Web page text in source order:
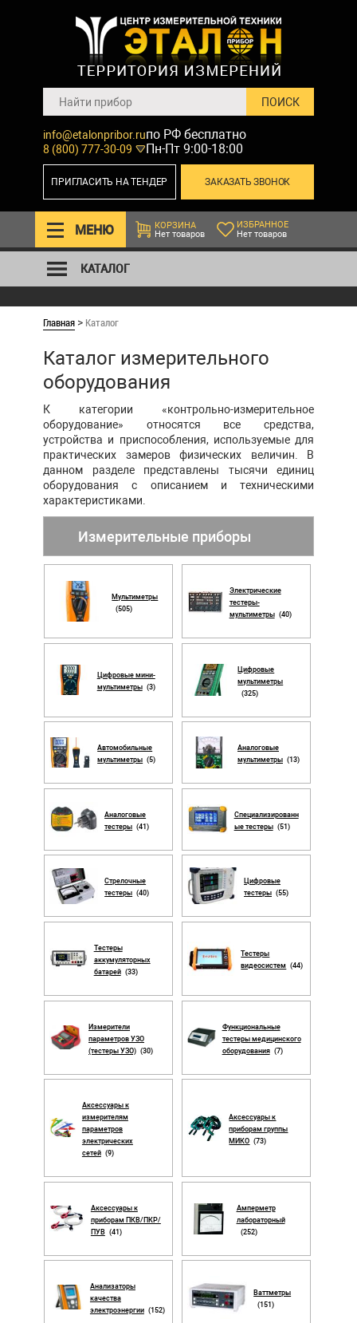
info@etalonpribor.ru
8 (800) 777-30-09
по РФ бесплатно
Пн-Пт 9:00-18:00
ЗАКАЗАТЬ ЗВОНОК
ПРИГЛАСИТЬ НА ТЕНДЕР
МЕНЮ
КОРЗИНА
Нет товаров
ИЗБРАННОЕ
Нет товаров
КАТАЛОГ
Главная > Каталог
Каталог измерительного
оборудования
К категории «контрольно-измерительное
оборудование» относятся все средства,
устройства и приспособления, используемые для
практических замеров физических величин. В
данном разделе представлены тысячи единиц
оборудования с описанием и техническими
характеристиками.
Измерительные приборы
Мультиметры
(505)
Электрические
тестеры-
мультиметры (40)
Цифровые мини-
мультиметры (3)
Цифровые
мультиметры
(325)
Автомобильные
мультиметры (5)
Аналоговые
мультиметры (13)
Аналоговые
тестеры (41)
Специализированн
ые тестеры (51)
Стрелочные
тестеры (40)
Цифровые
тестеры (55)
Тестеры
аккумуляторных
батарей (33)
Тестеры
видеосистем (44)
Измерители
параметров УЗО
(тестеры УЗО) (30)
Функциональные
тестеры медицинского
оборудования (7)
Аксессуары к
измерителям
параметров
электрических
сетей (9)
Аксессуары к
приборам группы
МИКО (73)
Аксессуары к
приборам ПКВ/ПКР/
ПУВ (41)
Амперметр
лабораторный
(252)
Анализаторы
качества
электроэнергии (152)
Ваттметры
(151)